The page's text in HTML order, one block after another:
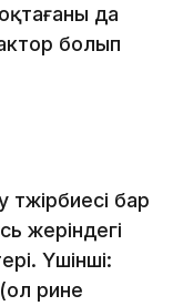
да
болып
бар
жеріндегі
Үшінші:
әрине